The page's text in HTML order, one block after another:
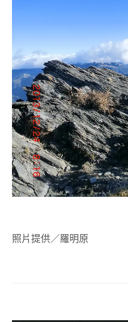
照片提供／羅明原